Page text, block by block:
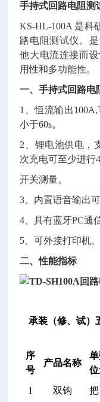
手持式回路电阻测
KS-HL-100A 是科
路电阻测试仪。
他大电流连接而
用性和多功能性。
一、手持式回路电
1、恒流输出
小于60s。
2、锂电池供电，
次充电可至少进行
开关测量。
3、内置语音输出
4、具有蓝牙PC通
5、可外接打印机。
二、性能指标
承装（修、试）
序
号
产品名称
单
位
1 双钩 把